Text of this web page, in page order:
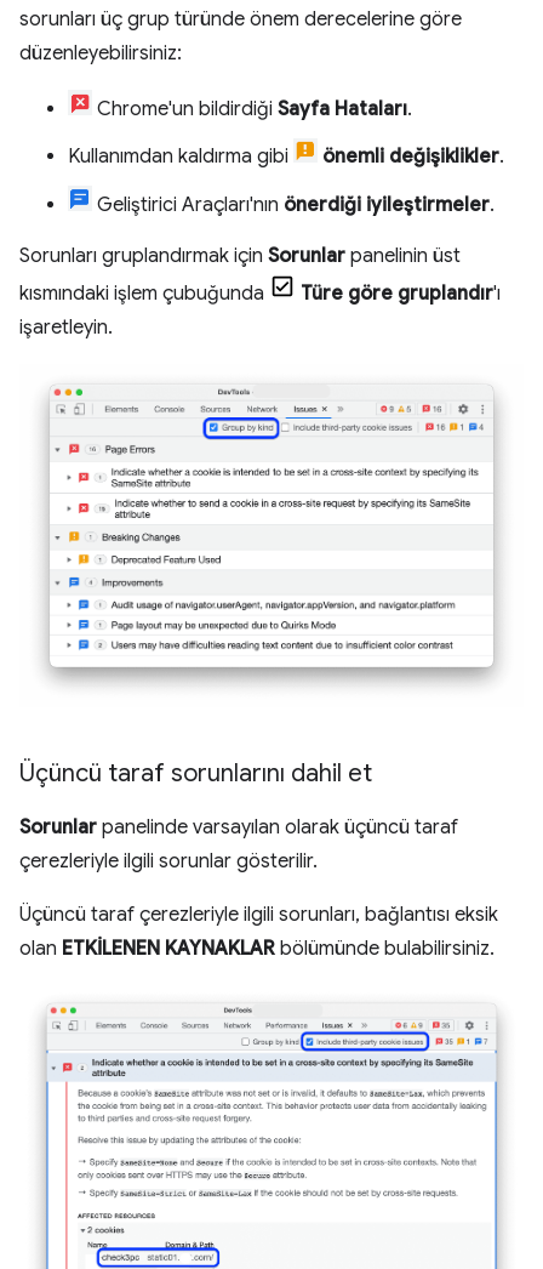
sorunları üç grup türünde önem derecelerine göre
düzenleyebilirsiniz:
Chrome'un bildirdiği Sayfa Hataları.
Kullanımdan kaldırma gibi
önemli değişiklikler.
Geliştirici Araçları'nın önerdiği iyileştirmeler.
Sorunları gruplandırmak için Sorunlar panelinin üst
kısmındaki işlem çubuğunda
Türe göre gruplandır'ı
işaretleyin.
Üçüncü taraf sorunlarını dahil et
Sorunlar panelinde varsayılan olarak üçüncü taraf
çerezleriyle ilgili sorunlar gösterilir.
Üçüncü taraf çerezleriyle ilgili sorunları, bağlantısı eksik
olan ETKİLENEN KAYNAKLAR bölümünde bulabilirsiniz.